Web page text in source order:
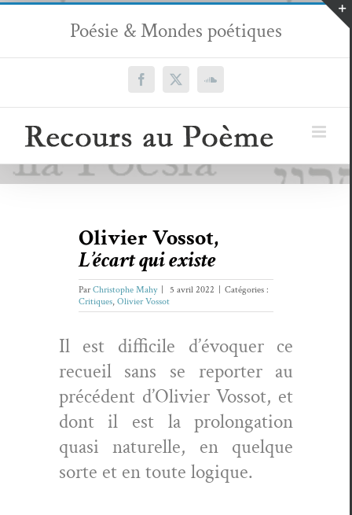
Passer
contenu
Poésie & Mondes poétiques
Facebook
X SoundCloud
Olivier Vossot,
L’écart qui existe
ParChristophe Mahy 5 avril 2022
Catégories :
Critiques, Olivier Vossot
Il est dif­fi­cile d’évoquer ce
recueil sans se reporter au
précé­dent d’Olivier Vos­sot, et
dont il est la pro­lon­ga­tion
qua­si naturelle, en quelque
sorte et en toute logique.